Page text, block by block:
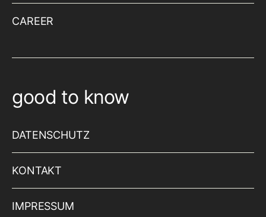
CAREER
good to know
DATENSCHUTZ
KONTAKT
IMPRESSUM